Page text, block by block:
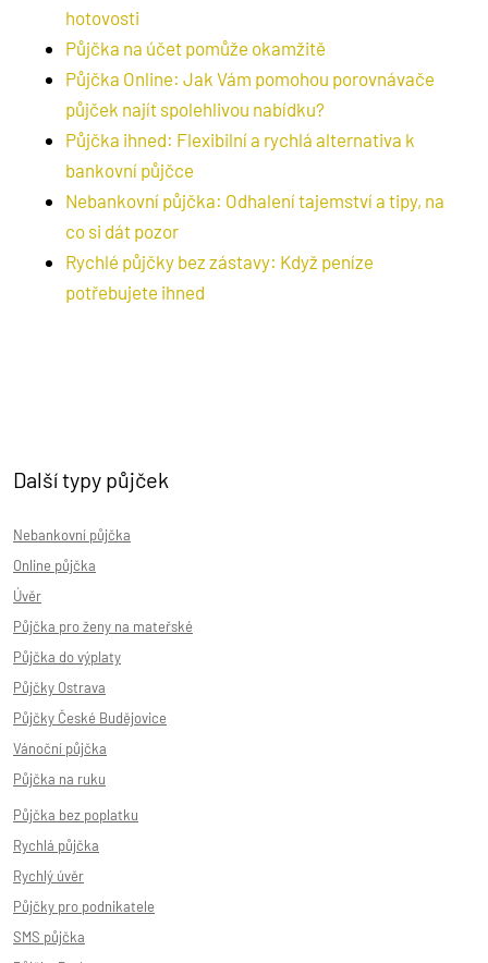
hotovosti
Půjčka na účet pomůže okamžitě
Půjčka Online: Jak Vám pomohou porovnávače
půjček najít spolehlivou nabídku?
Půjčka ihned: Flexibilní a rychlá alternativa k
bankovní půjčce
Nebankovní půjčka: Odhalení tajemství a tipy, na
co si dát pozor
Rychlé půjčky bez zástavy: Když peníze
potřebujete ihned
Další typy půjček
Nebankovní půjčka
Online půjčka
Úvěr
Půjčka pro ženy na mateřské
Půjčka do výplaty
Půjčky Ostrava
Půjčky České Budějovice
Vánoční půjčka
Půjčka na ruku
Půjčka bez poplatku
Rychlá půjčka
Rychlý úvěr
Půjčky pro podnikatele
SMS půjčka